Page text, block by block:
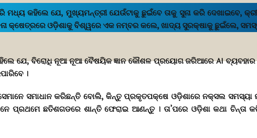
କହିଲେ ଯେ, ମୁଖ୍ୟମନ୍ତ୍ରୀ ଯେଉଁଟାକୁ ଛୁଇଁବେ ତାକୁ ସୁନା କରି ଦେଖାଇବେ,
କ୍ଷେତ୍ରରେ ଓଡ଼ିଶାକୁ ବିଶ୍ୱରେ ଏକ ନମ୍ବର କଲେ, ଖାଦ୍ୟ ସୁରକ୍ଷାକୁ ଛୁଇଁଲେ,
ଯେ, ବିରୋଧି ନୂଆ ନୂଆ ବୈଷୟିକ ଜ୍ଞାନ କୌଶଳ ପ୍ରୟୋଗ ଜରିଆରେ AI
।
ସମାଧାନ କରିଛନ୍ତି ବୋଲି, କିନ୍ତୁ ପ୍ରକୃତପକ୍ଷେ ଓଡ଼ିଶାରେ ନକ୍ସଲ
ପ୍ରଥମେ ଛତିଶଗଡରେ ଶାନ୍ତି ଫେରାଇ ଆଣନ୍ତୁ । ତା’ପରେ ଓଡ଼ିଶା କଥା ଚିନ୍ତା